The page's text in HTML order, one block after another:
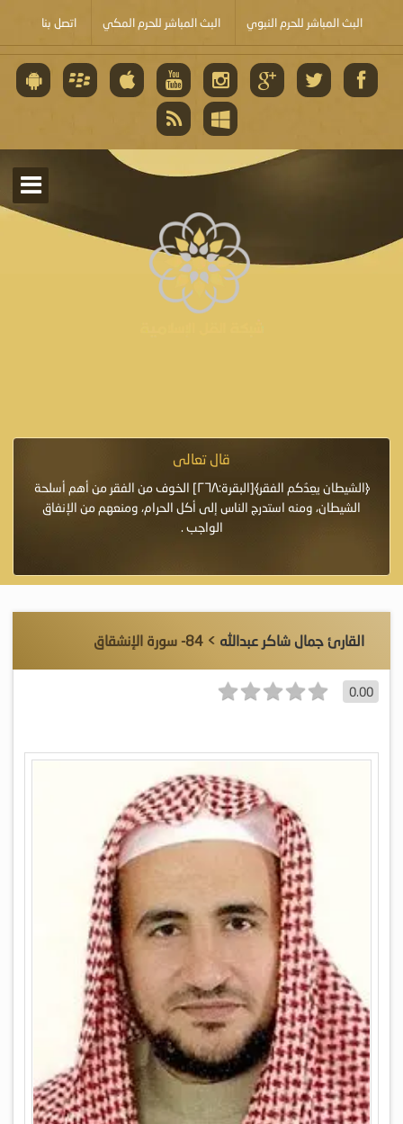
البث المباشر للحرم النبوي البث المباشر للحرم المكي اتصل بنا
قال تعالى
﴿الشيطان يعِدُكم الفقر﴾[البقرة:٢٦٨] الخوف من الفقر من أهم أسلحة
الشيطان، ومنه استدرج الناس إلى أكل الحرام، ومنعهم من الإنفاق
الواجب .
القارئ جمال شاكر عبدالله > 84- سورة الإنشقاق
0.00